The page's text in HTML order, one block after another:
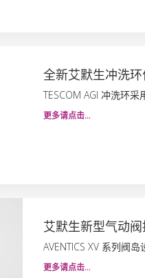
全新艾默生冲洗
TESCOM AGI 冲洗环
更多请点击…
艾默生新型气动
AVENTICS XV 系列阀
更多请点击…